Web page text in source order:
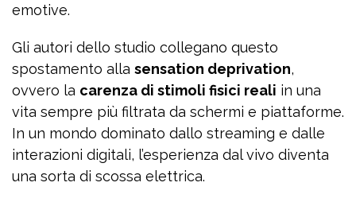
emotive.
Gli autori dello studio collegano questo
spostamento alla sensation deprivation,
ovvero la carenza di stimoli fisici reali in una
vita sempre più filtrata da schermi e piattaforme.
In un mondo dominato dallo streaming e dalle
interazioni digitali, l’esperienza dal vivo diventa
una sorta di scossa elettrica.